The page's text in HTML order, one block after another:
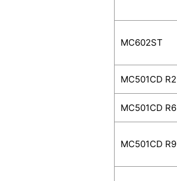
MC602ST
MC501CD R2
MC501CD R6
MC501CD R9